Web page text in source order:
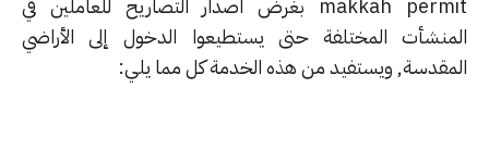
makkah permit بغرض اصدار التصاريح للعاملين في
المختلفة حتى يستطيعوا الدخول إلى الأراضي
ويستفيد من هذه الخدمة كل مما يلي: